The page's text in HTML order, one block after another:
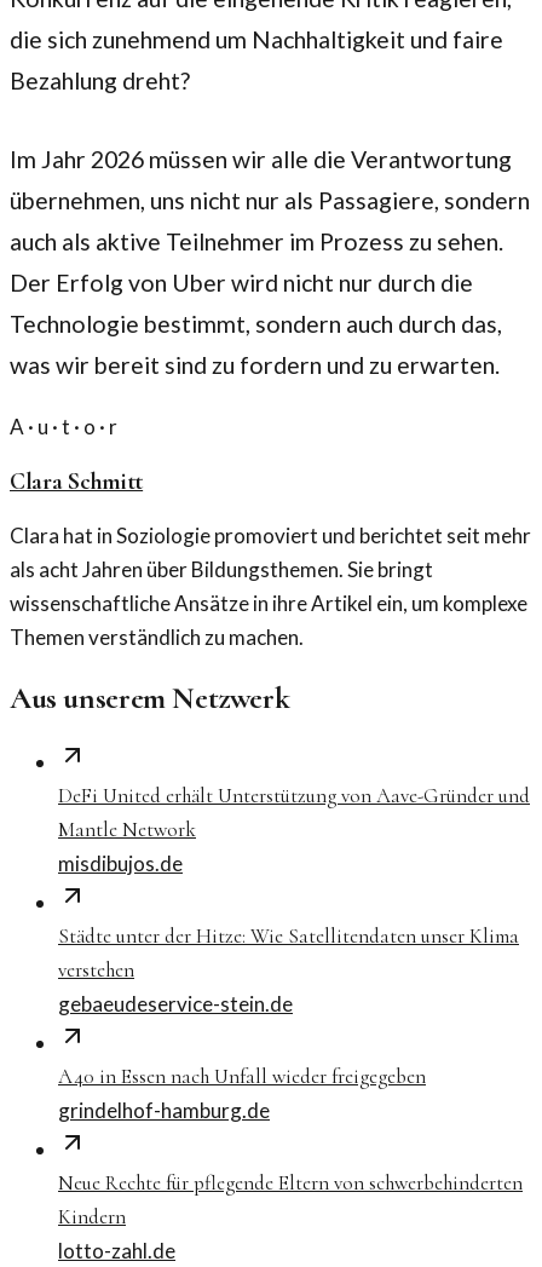
die sich zunehmend um Nachhaltigkeit und faire
Bezahlung dreht?
Im Jahr 2026 müssen wir alle die Verantwortung
übernehmen, uns nicht nur als Passagiere, sondern
auch als aktive Teilnehmer im Prozess zu sehen.
Der Erfolg von Uber wird nicht nur durch die
Technologie bestimmt, sondern auch durch das,
was wir bereit sind zu fordern und zu erwarten.
A · u · t · o · r
Clara Schmitt
Clara hat in Soziologie promoviert und berichtet seit mehr
als acht Jahren über Bildungsthemen. Sie bringt
wissenschaftliche Ansätze in ihre Artikel ein, um komplexe
Themen verständlich zu machen.
Aus unserem Netzwerk
DeFi United erhält Unterstützung von Aave-Gründer und
Mantle Network
misdibujos.de
Städte unter der Hitze: Wie Satellitendaten unser Klima
verstehen
gebaeudeservice-stein.de
A40 in Essen nach Unfall wieder freigegeben
grindelhof-hamburg.de
Neue Rechte für pflegende Eltern von schwerbehinderten
Kindern
lotto-zahl.de